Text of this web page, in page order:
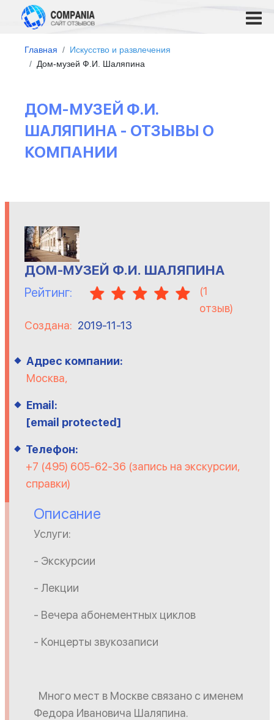
Главная
Искусство и развлечения
Дом-музей Ф.И. Шаляпина
ДОМ-МУЗЕЙ Ф.И.
ШАЛЯПИНА - ОТЗЫВЫ О
КОМПАНИИ
ДОМ-МУЗЕЙ Ф.И. ШАЛЯПИНА
Рейтинг: (1
отзыв)
Создана: 2019-11-13
Адрес компании:
Москва,
Email:
[email protected]
Телефон:
+7 (495) 605-62-36 (запись на экскурсии,
справки)
Описание
Услуги:
- Экскурсии
- Лекции
- Вечера абонементных циклов
- Концерты звукозаписи
Много мест в Москве связано с именем
Федора Ивановича Шаляпина.